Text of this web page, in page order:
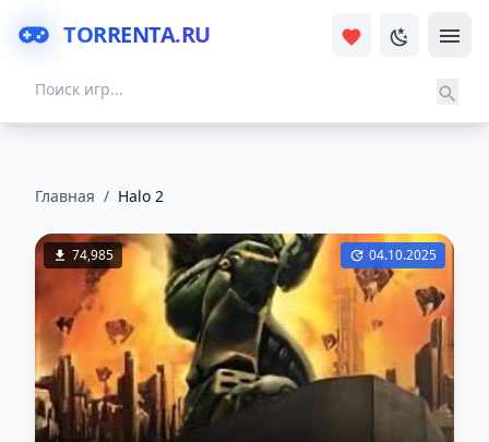
TORRENTA.RU
Главная / Halo 2
74,985 04.10.2025